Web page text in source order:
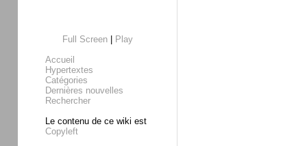
Full Screen|
Play
Accueil
Hypertextes
Catégories
Dernières nouvelles
Rechercher
Le contenu de ce wiki est
Copyleft